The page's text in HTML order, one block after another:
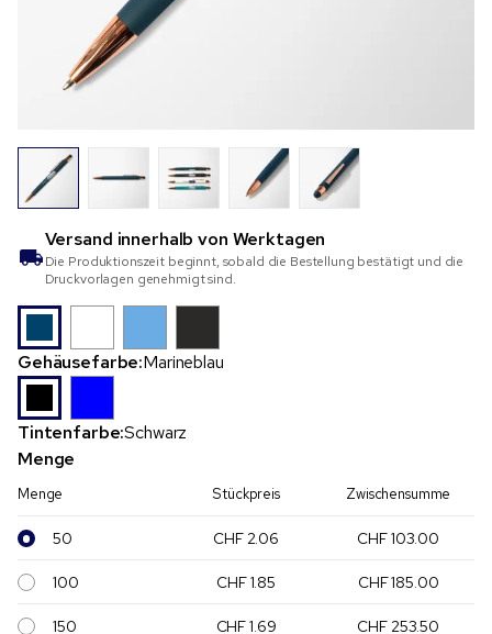
Versand innerhalb von Werktagen
Die Produktionszeit beginnt, sobald die Bestellung bestätigt und die
Druckvorlagen genehmigt sind.
Gehäusefarbe:Marineblau
Tintenfarbe:Schwarz
Menge
Menge Stückpreis Zwischensumme
50 CHF 2.06 CHF 103.00
100 CHF 1.85 CHF 185.00
150 CHF 1.69 CHF 253.50